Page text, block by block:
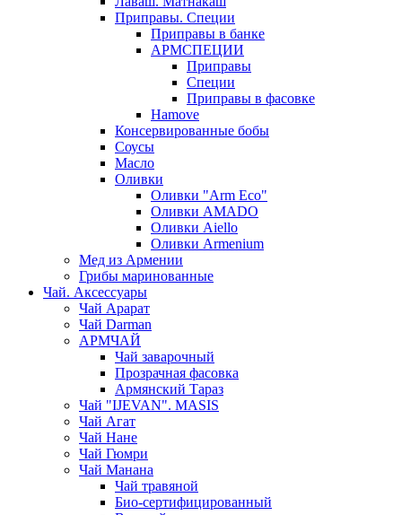
Приправы. Специи
Приправы в банке
АРМСПЕЦИИ
Приправы
Специи
Приправы в фасовке
Hamove
Консервированные бобы
Соусы
Масло
Оливки
Оливки "Arm Eco"
Оливки AMADO
Оливки Aiello
Оливки Armenium
Мед из Армении
Грибы маринованные
Чай. Аксессуары
Чай Арарат
Чай Darman
АРМЧАЙ
Чай заварочный
Прозрачная фасовка
Армянский Тараз
Чай "IJEVAN". MASIS
Чай Агат
Чай Нане
Чай Гюмри
Чай Манана
Чай травяной
Био-сертифицированный